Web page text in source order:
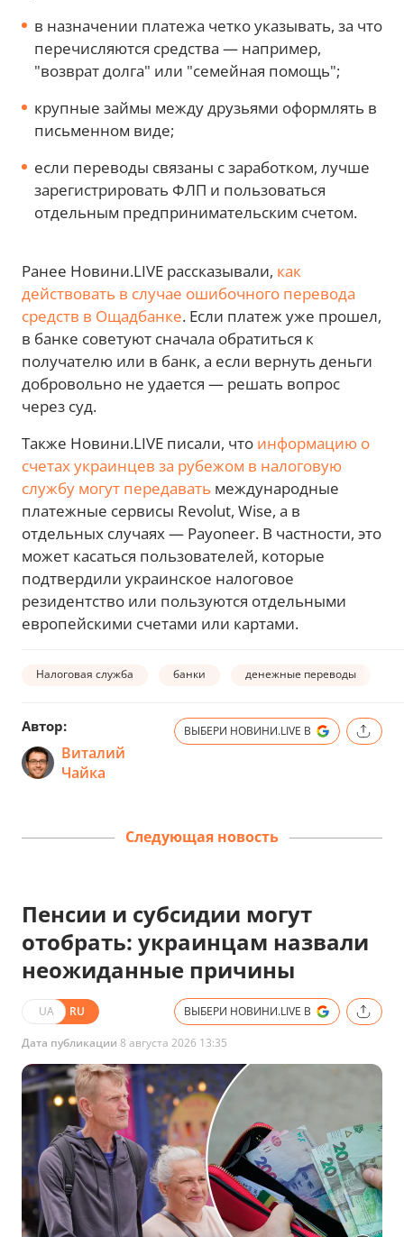
в назначении платежа четко указывать, за что
перечисляются средства — например,
"возврат долга" или "семейная помощь";
крупные займы между друзьями оформлять в
письменном виде;
если переводы связаны с заработком, лучше
зарегистрировать ФЛП и пользоваться
отдельным предпринимательским счетом.
Ранее Новини.LIVE рассказывали, как
действовать в случае ошибочного перевода
средств в Ощадбанке. Если платеж уже прошел,
в банке советуют сначала обратиться к
получателю или в банк, а если вернуть деньги
добровольно не удается — решать вопрос
через суд.
Также Новини.LIVE писали, что информацию о
счетах украинцев за рубежом в налоговую
службу могут передавать международные
платежные сервисы Revolut, Wise, а в
отдельных случаях — Payoneer. В частности, это
может касаться пользователей, которые
подтвердили украинское налоговое
резидентство или пользуются отдельными
европейскими счетами или картами.
Налоговая служба банки денежные переводы
Автор:
Виталий
Чайка
ВЫБЕРИ НОВИНИ.LIVE В
Следующая новость
Пенсии и субсидии могут
отобрать: украинцам назвали
неожиданные причины
UA RU ВЫБЕРИ НОВИНИ.LIVE В
Дата публикации 8 августа 2026 13:35